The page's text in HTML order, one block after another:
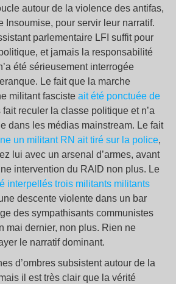
autour de la violence des antifas,
Insoumise, pour servir leur narratif.
parlementaire LFI suffit pour
et jamais la responsabilité
été sérieusement interrogée
Le fait que la marche
militant fasciste ait été ponctuée de
fait reculer la classe politique et n’a
dans les médias mainstream. Le fait
un militant RN ait tiré sur la police,
lui avec un arsenal d’armes, avant
intervention du RAID non plus. Le
interpellés trois militants militants
descente violente dans un bar
des sympathisants communistes
mai dernier, non plus. Rien ne
le narratif dominant.
d’ombres subsistent autour de la
il est très clair que la vérité